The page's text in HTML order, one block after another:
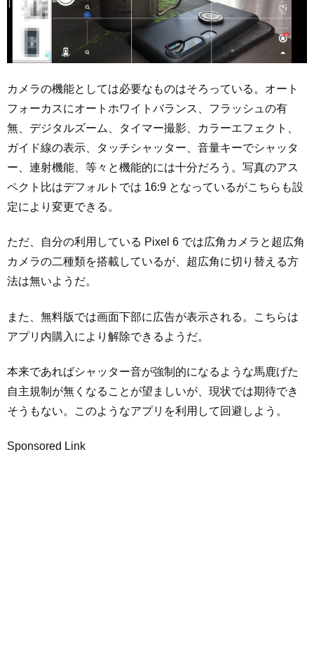
カメラの機能としては必要なものはそろっている。オート
フォーカスにオートホワイトバランス、フラッシュの有
無、デジタルズーム、タイマー撮影、カラーエフェクト、
ガイド線の表示、タッチシャッター、音量キーでシャッタ
ー、連射機能、等々と機能的には十分だろう。写真のアス
ペクト比はデフォルトでは 16:9 となっているがこちらも設
定により変更できる。
ただ、自分の利用している Pixel 6 では広角カメラと超広角
カメラの二種類を搭載しているが、超広角に切り替える方
法は無いようだ。
また、無料版では画面下部に広告が表示される。こちらは
アプリ内購入により解除できるようだ。
本来であればシャッター音が強制的になるような馬鹿げた
自主規制が無くなることが望ましいが、現状では期待でき
そうもない。このようなアプリを利用して回避しよう。
Sponsored Link